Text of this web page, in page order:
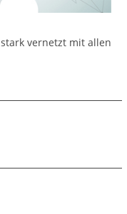
vernetzt mit allen
Ausbildungssystem